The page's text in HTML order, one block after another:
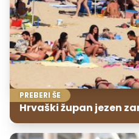
PREBERI ŠE
Hrvaški župan jezen